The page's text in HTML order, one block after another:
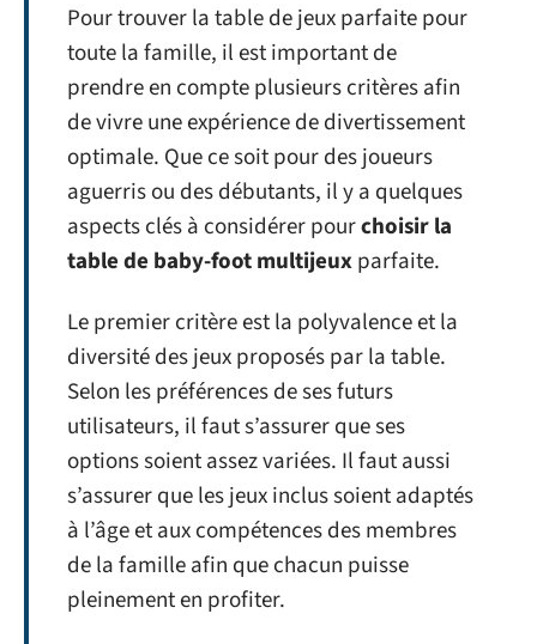
Pour trouver la table de jeux parfaite pour
toute la famille, il est important de
prendre en compte plusieurs critères afin
de vivre une expérience de divertissement
optimale. Que ce soit pour des joueurs
aguerris ou des débutants, il y a quelques
aspects clés à considérer pourchoisir la
table de baby-foot multijeuxparfaite.
Le premier critère est la polyvalence et la
diversité des jeux proposés par la table.
Selon les préférences de ses futurs
utilisateurs, il faut s’assurer que ses
options soient assez variées. Il faut aussi
s’assurer que les jeux inclus soient adaptés
à l’âge et aux compétences des membres
de la famille afin que chacun puisse
pleinement en profiter.